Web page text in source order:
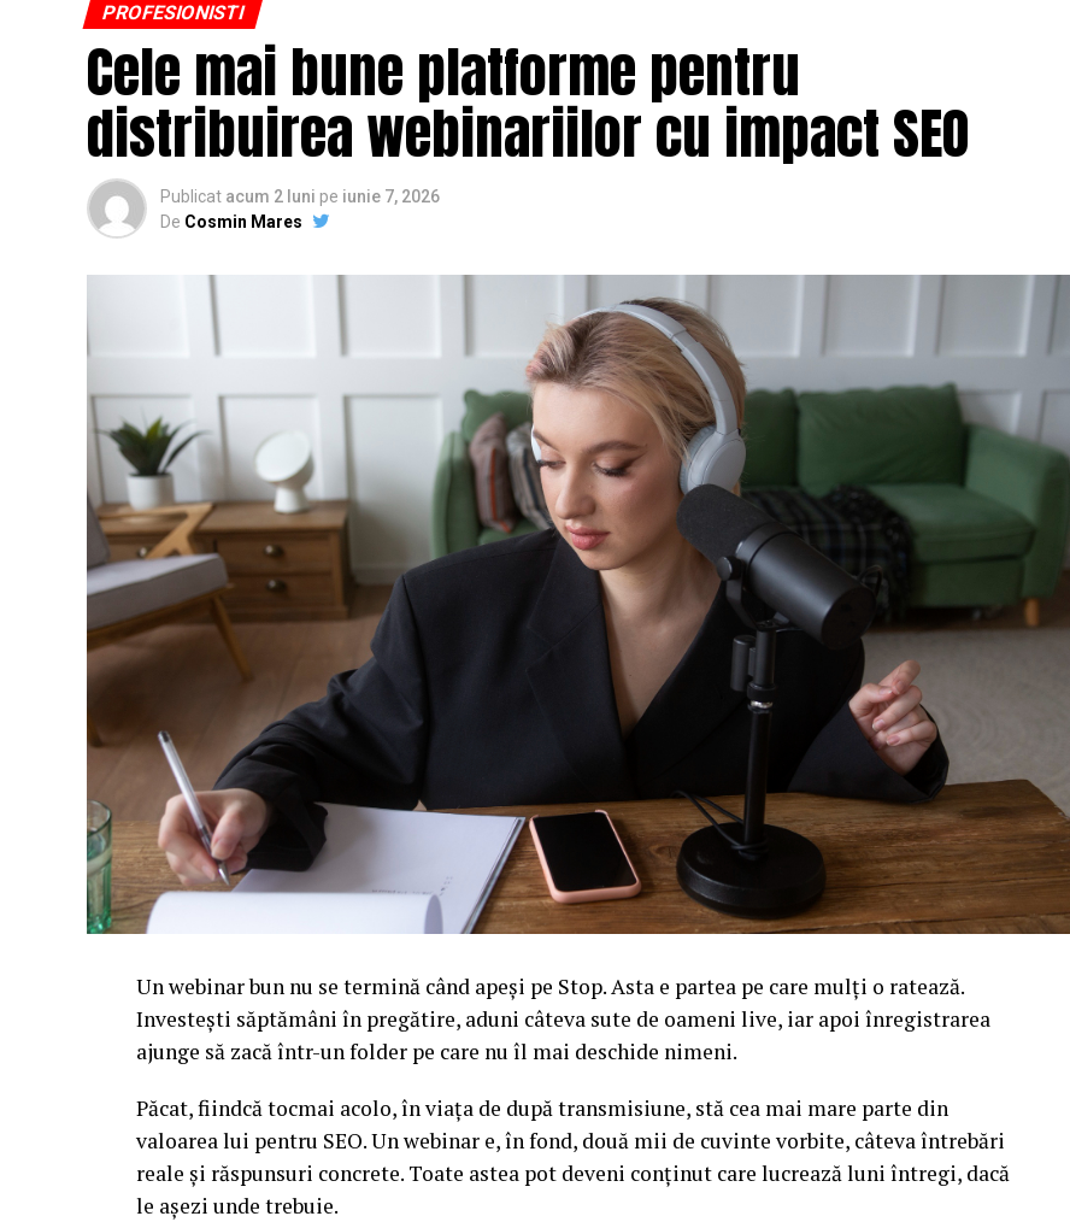
PROFESIONISTI
Cele mai bune platforme pentru
distribuirea webinariilor cu impact SEO
Publicat acum 2 luni pe iunie 7, 2026
De Cosmin Mares
Un webinar bun nu se termină când apeși pe Stop. Asta e partea pe care mulți o ratează.
Investești săptămâni în pregătire, aduni câteva sute de oameni live, iar apoi înregistrarea
ajunge să zacă într-un folder pe care nu îl mai deschide nimeni.
Păcat, fiindcă tocmai acolo, în viața de după transmisiune, stă cea mai mare parte din
valoarea lui pentru SEO. Un webinar e, în fond, două mii de cuvinte vorbite, câteva întrebări
reale și răspunsuri concrete. Toate astea pot deveni conținut care lucrează luni întregi, dacă
le așezi unde trebuie.